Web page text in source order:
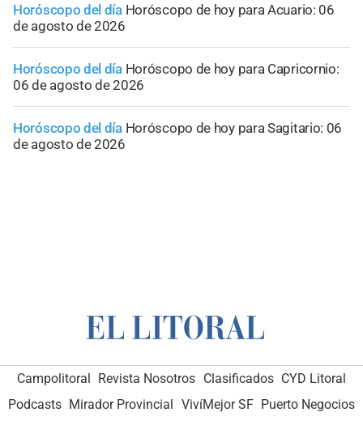
Horóscopo del día Horóscopo de hoy para Acuario: 06
de agosto de 2026
Horóscopo del día Horóscopo de hoy para Capricornio:
06 de agosto de 2026
Horóscopo del día Horóscopo de hoy para Sagitario: 06
de agosto de 2026
Campolitoral Revista Nosotros Clasificados CYD Litoral
Podcasts Mirador Provincial VivíMejor SF Puerto Negocios